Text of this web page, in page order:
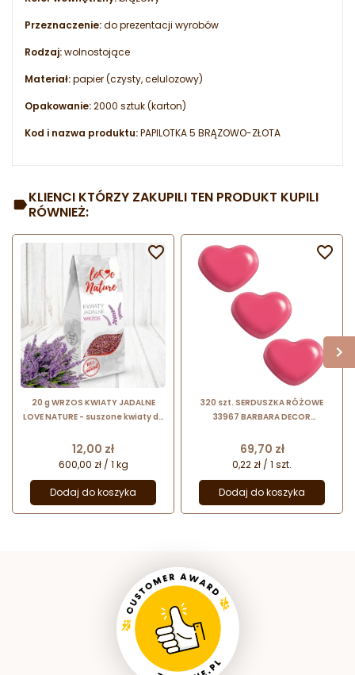
Przeznaczenie:do prezentacji wyrobów
Rodzaj:wolnostojące
Materiał:papier (czysty, celulozowy)
Opakowanie:2000 sztuk (karton)
Kod i nazwa produktu:PAPILOTKA 5 BRĄZOWO-ZŁOTA
KLIENCI KTÓRZY ZAKUPILI TEN PRODUKT KUPILI
RÓWNIEŻ:
20 g WRZOS KWIATY JADALNE
LOVE NATURE - suszone kwiaty do
Cena
12,00 zł
600,00 zł / 1 kg
Dodaj do koszyka

320 szt. SERDUSZKA RÓŻOWE
33967 BARBARA DECOR
czekolady - 18 x 14 mm
Cena
69,70 zł
0,22 zł / 1 szt.
Dodaj do koszyka
